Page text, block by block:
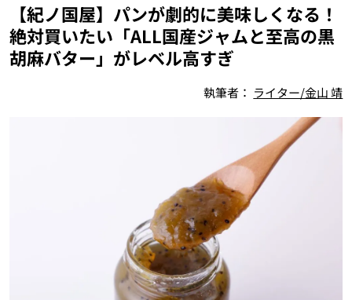
【紀ノ国屋】パンが劇的に美味しくなる！
絶対買いたい「ALL国産ジャムと至高の黒
胡麻バター」がレベル高すぎ
執筆者： ライター/金山 靖